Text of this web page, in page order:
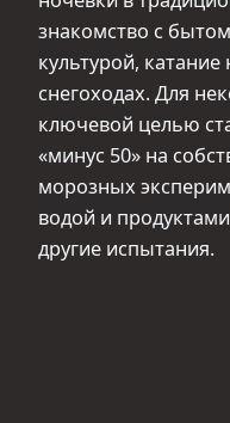
знакомство с
культурой,
снегоходах. Для
ключевой целью
«минус 50» на
морозных
водой и
другие испытания.